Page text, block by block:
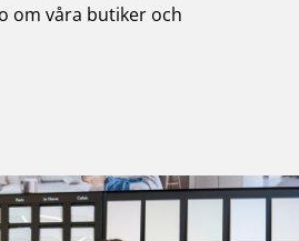
om våra butiker och